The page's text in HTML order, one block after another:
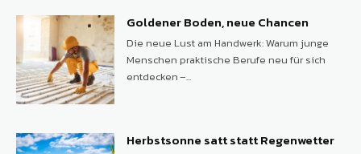
Goldener Boden, neue Chancen
Die neue Lust am Handwerk: Warum junge
Menschen praktische Berufe neu für sich
entdecken –...
Herbstsonne satt statt Regenwetter